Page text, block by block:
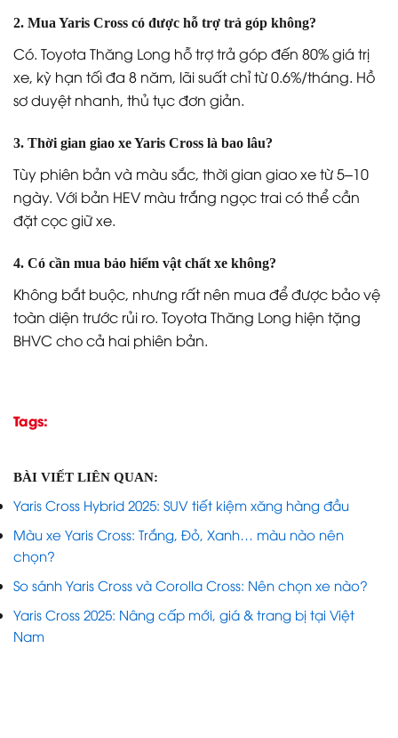
2. Mua Yaris Cross có được hỗ trợ trả góp không?
Có. Toyota Thăng Long hỗ trợ trả góp đến 80% giá trị
xe, kỳ hạn tối đa 8 năm, lãi suất chỉ từ 0.6%/tháng. Hồ
sơ duyệt nhanh, thủ tục đơn giản.
3. Thời gian giao xe Yaris Cross là bao lâu?
Tùy phiên bản và màu sắc, thời gian giao xe từ 5–10
ngày. Với bản HEV màu trắng ngọc trai có thể cần
đặt cọc giữ xe.
4. Có cần mua bảo hiểm vật chất xe không?
Không bắt buộc, nhưng rất nên mua để được bảo vệ
toàn diện trước rủi ro. Toyota Thăng Long hiện tặng
BHVC cho cả hai phiên bản.
Tags:
BÀI VIẾT LIÊN QUAN:
Yaris Cross Hybrid 2025: SUV tiết kiệm xăng hàng đầu
Màu xe Yaris Cross: Trắng, Đỏ, Xanh… màu nào nên
chọn?
So sánh Yaris Cross và Corolla Cross: Nên chọn xe nào?
Yaris Cross 2025: Nâng cấp mới, giá & trang bị tại Việt
Nam